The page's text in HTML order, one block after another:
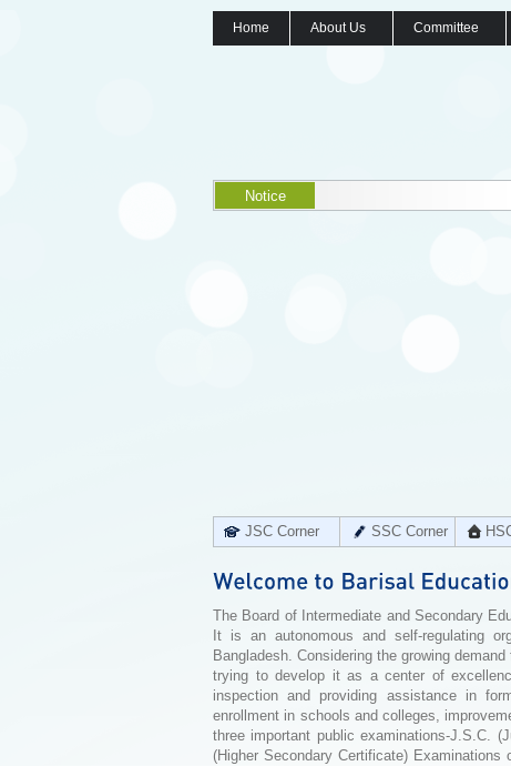
Home About Us Committee
Notice
JSC Corner SSC Corner
The Board of Intermediate and Secondary
It is an autonomous and self-regulating
Bangladesh. Considering the growing
trying to develop it as a center of
inspection and providing assistance in
enrollment in schools and colleges,
three important public examinations-J.S.C.
(Higher Secondary Certificate)